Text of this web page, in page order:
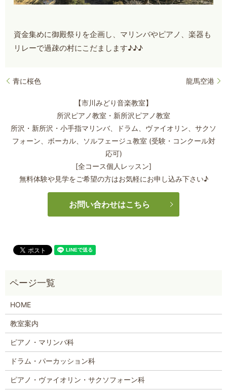
資金集めに御殿祭りを企画し、マリンバやピアノ、楽器も
リレーで過疎の村にこだまします♪♪♪
青に桜色 龍馬空港
【市川みどり音楽教室】
所沢ピアノ教室・新所沢ピアノ教室
所沢・新所沢・小手指マリンバ、ドラム、ヴァイオリン、サクソ
フォーン、 ボーカル、ソルフェージュ教室 (受験・コンクール対
応可)
[全コース個人レッスン]
無料体験や見学をご希望の方はお気軽にお申し込み下さい♪
お問い合わせはこちら
HOME
教室案内
ピアノ・マリンバ科
ドラム・パーカッション科
ピアノ・ヴァイオリン・サクソフォーン科